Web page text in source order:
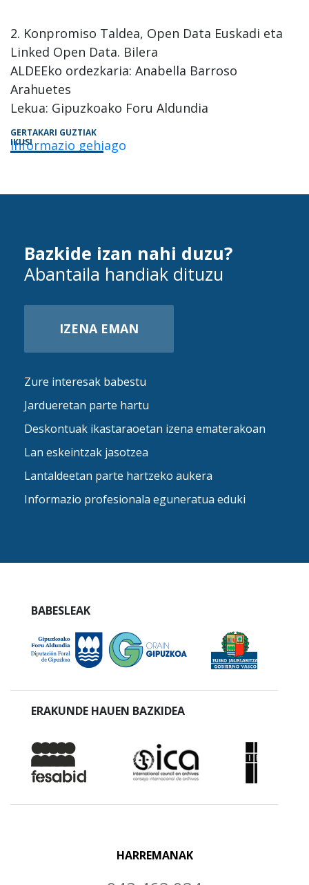
2. Konpromiso Taldea, Open Data Euskadi eta
Linked Open Data. Bilera
ALDEEko ordezkaria: Anabella Barroso
Arahuetes
Lekua: Gipuzkoako Foru Aldundia
Informazio gehiago
GERTAKARI GUZTIAK
IKUSI
Bazkide izan nahi duzu?
Abantaila handiak dituzu
IZENA EMAN
Zure interesak babestu
Jardueretan parte hartu
Deskontuak ikastaraoetan izena ematerakoan
Lan eskeintzak jasotzea
Lantaldeetan parte hartzeko aukera
Informazio profesionala eguneratua eduki
BABESLEAK
ERAKUNDE HAUEN BAZKIDEA
HARREMANAK